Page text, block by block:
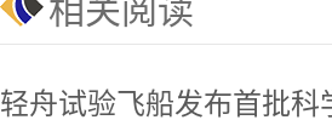
相关阅读
轻舟试验飞船发布首批科